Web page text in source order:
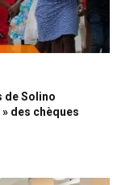
de Solino
des chèques